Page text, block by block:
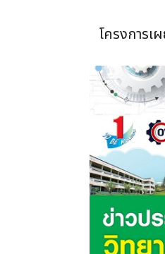
โครงการ